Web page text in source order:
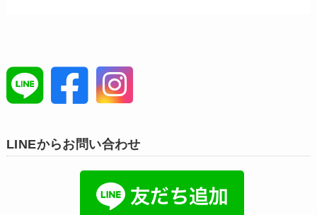
LINEからお問い合わせ